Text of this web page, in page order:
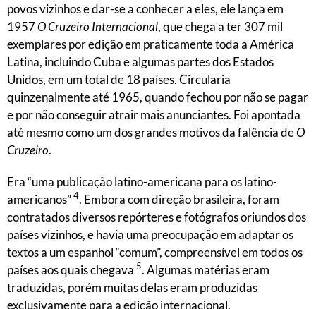
povos vizinhos e dar-se a conhecer a eles, ele lança em
1957O Cruzeiro Internacional, que chega a ter 307 mil
exemplares por edição em praticamente toda a América
Latina, incluindo Cuba e algumas partes dos Estados
Unidos, em um total de 18 países. Circularia
quinzenalmente até 1965, quando fechou por não se pagar
e por não conseguir atrair mais anunciantes. Foi apontada
até mesmo como um dos grandes motivos da falência deO
Cruzeiro.
Era “uma publicação latino-americana para os latino-
americanos”4. Embora com direção brasileira, foram
contratados diversos repórteres e fotógrafos oriundos dos
países vizinhos, e havia uma preocupação em adaptar os
textos a um espanhol “comum”, compreensível em todos os
países aos quais chegava 5. Algumas matérias eram
traduzidas, porém muitas delas eram produzidas
exclusivamente para a edição internacional.